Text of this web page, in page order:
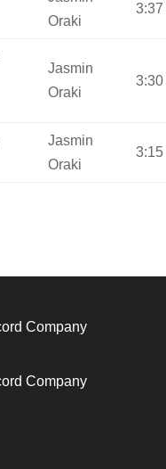
Oraki
3:37
Jasmin
Oraki
3:30
Jasmin
Oraki
3:15